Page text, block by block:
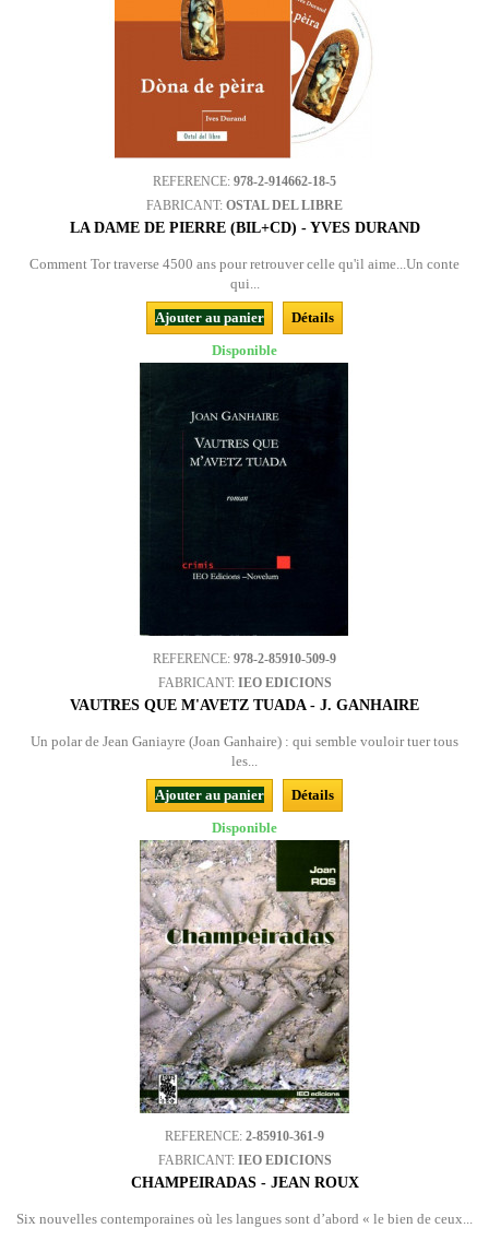
REFERENCE: 978-2-914662-18-5
FABRICANT: OSTAL DEL LIBRE
LA DAME DE PIERRE (BIL+CD) - YVES DURAND
Comment Tor traverse 4500 ans pour retrouver celle qu'il aime...Un conte
qui...
Ajouter au panier
Détails
Disponible
REFERENCE: 978-2-85910-509-9
FABRICANT: IEO EDICIONS
VAUTRES QUE M'AVETZ TUADA - J. GANHAIRE
Un polar de Jean Ganiayre (Joan Ganhaire) : qui semble vouloir tuer tous
les...
Ajouter au panier
Détails
Disponible
REFERENCE: 2-85910-361-9
FABRICANT: IEO EDICIONS
CHAMPEIRADAS - JEAN ROUX
Six nouvelles contemporaines où les langues sont d’abord « le bien de ceux...